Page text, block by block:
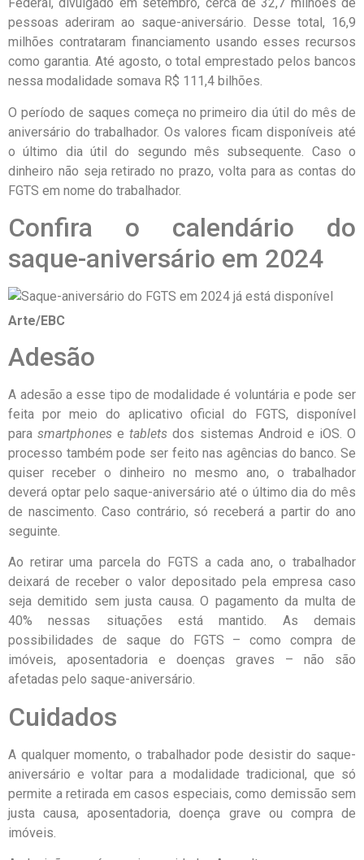
pessoas aderiram ao saque-aniversário. Desse total, 16,9
milhões contrataram financiamento usando esses recursos
como garantia. Até agosto, o total emprestado pelos bancos
nessa modalidade somava R$ 111,4 bilhões.
O período de saques começa no primeiro dia útil do mês de
aniversário do trabalhador. Os valores ficam disponíveis até
o último dia útil do segundo mês subsequente. Caso o
dinheiro não seja retirado no prazo, volta para as contas do
FGTS em nome do trabalhador.
Confira o calendário do
saque-aniversário em 2024
Arte/EBC
Adesão
A adesão a esse tipo de modalidade é voluntária e pode ser
feita por meio do aplicativo oficial do FGTS, disponível
parasmartphones etablets dos sistemas Android e iOS. O
processo também pode ser feito nas agências do banco. Se
quiser receber o dinheiro no mesmo ano, o trabalhador
deverá optar pelo saque-aniversário até o último dia do mês
de nascimento. Caso contrário, só receberá a partir do ano
seguinte.
Ao retirar uma parcela do FGTS a cada ano, o trabalhador
deixará de receber o valor depositado pela empresa caso
seja demitido sem justa causa. O pagamento da multa de
40% nessas situações está mantido. As demais
possibilidades de saque do FGTS – como compra de
imóveis, aposentadoria e doenças graves – não são
afetadas pelo saque-aniversário.
Cuidados
A qualquer momento, o trabalhador pode desistir do saque-
aniversário e voltar para a modalidade tradicional, que só
permite a retirada em casos especiais, como demissão sem
justa causa, aposentadoria, doença grave ou compra de
imóveis.